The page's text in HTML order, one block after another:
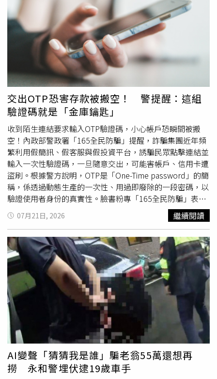
風，能見度也可能因豪雨而降低，民眾外出應提高警覺。此
次大雷雨警戒區域涵蓋新北市三峽區、烏來區；桃園市大溪
區、龍潭區、復興區；新竹縣關西鎮、橫山鄉、尖石鄉、五
峰鄉；南投縣竹山鎮、鹿谷鄉、水里鄉、信義鄉；雲林縣斗
六市、古坑鄉；以及嘉義縣竹崎鄉、梅山鄉、阿里山鄉。
（圖／氣象署）受到強降雨影響，氣象署也同步發布山區暴
雨災防告警，警戒時間至下午4時11分，包括新北市南勢溪
（紅河谷至龜岩寶島區）、大豹溪，新竹縣油羅溪（雞油樹
下區域），以及桃園市宇內溪（宇內橋）、霞雲溪（優霞雲
瀑布區）等溪流沿線，都可能因暴雨造成溪水暴漲。氣象署
提醒，警戒區域包括新北市新店區、烏來區、三峽區，桃園
市復興區，以及新竹縣橫山鄉、尖石鄉等地，民眾應儘速遠
離溪流及河川區域，切勿從事溯溪、 釣魚、戲水等活動，以
免發生危險，並隨時留意最新天氣資訊及防災警示。
交出OTP恐害存款被搬空！ 警提醒：這組
驗證碼就是「金庫鑰匙」
收到陌生連結要求輸入OTP驗證碼，小心帳戶恐瞬間被搬
空！內政部警政署「165全民防騙」提醒，詐騙集團近年頻
繁利用假簡訊、假客服與假投資平台，誘騙民眾點擊連結並
輸入一次性驗證碼，一旦隨意交出，可能害帳戶、信用卡遭
盜刷。根據警方說明，OTP是「One-Time password」的簡
稱，係透過動態生產的一次性、用過即廢除的一段密碼，以
驗證使用者身份的真實性。臉書粉專「165全民防騙」表
示，近年來詐騙集團常透過
郵件、假簡訊、假客服、假
網站、假投資平台等方式，誘騙民眾點擊連結並輸入
卡或電子支付就可能瞬間遭到盜刷、轉帳，造成財產蒸發。
「165全民防騙」指出，OTP等於「你的金庫鑰匙」，只要
任何人向你索取 OTP，都極有可能是詐騙；銀行、政府機
關、電商客服、物流業者，都不會要求你提供OTP驗證碼；
收到陌生連結、簡訊或 Email，務必先查證，不要急著點擊
或輸入資料。「165全民防騙」也列出防詐3步驟，包括
「不點擊陌生連結」、「不透露OTP驗證碼」、「有疑問立
即撥打165反詐騙專線查證」。
07月21日, 2026 繼續閱讀
AI變聲「猜猜我是誰」騙老翁55萬還想再
撈 永和警埋伏逮19歲車手